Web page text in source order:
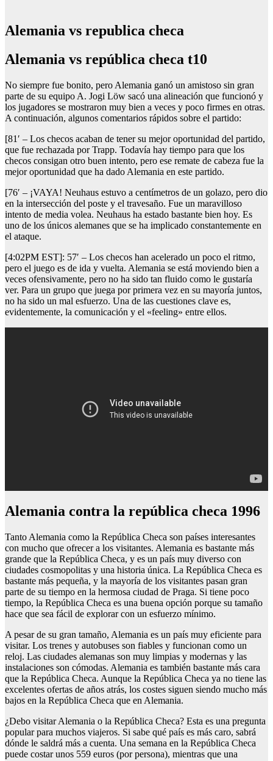
Alemania vs republica checa
Alemania vs república checa t10
No siempre fue bonito, pero Alemania ganó un amistoso sin gran
parte de su equipo A. Jogi Löw sacó una alineación que funcionó y
los jugadores se mostraron muy bien a veces y poco firmes en otras.
A continuación, algunos comentarios rápidos sobre el partido:
[81′ – Los checos acaban de tener su mejor oportunidad del partido,
que fue rechazada por Trapp. Todavía hay tiempo para que los
checos consigan otro buen intento, pero ese remate de cabeza fue la
mejor oportunidad que ha dado Alemania en este partido.
[76′ – ¡VAYA! Neuhaus estuvo a centímetros de un golazo, pero dio
en la intersección del poste y el travesaño. Fue un maravilloso
intento de media volea. Neuhaus ha estado bastante bien hoy. Es
uno de los únicos alemanes que se ha implicado constantemente en
el ataque.
[4:02PM EST]: 57′ – Los checos han acelerado un poco el ritmo,
pero el juego es de ida y vuelta. Alemania se está moviendo bien a
veces ofensivamente, pero no ha sido tan fluido como le gustaría
ver. Para un grupo que juega por primera vez en su mayoría juntos,
no ha sido un mal esfuerzo. Una de las cuestiones clave es,
evidentemente, la comunicación y el «feeling» entre ellos.
Alemania contra la república checa 1996
Tanto Alemania como la República Checa son países interesantes
con mucho que ofrecer a los visitantes. Alemania es bastante más
grande que la República Checa, y es un país muy diverso con
ciudades cosmopolitas y una historia única. La República Checa es
bastante más pequeña, y la mayoría de los visitantes pasan gran
parte de su tiempo en la hermosa ciudad de Praga. Si tiene poco
tiempo, la República Checa es una buena opción porque su tamaño
hace que sea fácil de explorar con un esfuerzo mínimo.
A pesar de su gran tamaño, Alemania es un país muy eficiente para
visitar. Los trenes y autobuses son fiables y funcionan como un
reloj. Las ciudades alemanas son muy limpias y modernas y las
instalaciones son cómodas. Alemania es también bastante más cara
que la República Checa. Aunque la República Checa ya no tiene las
excelentes ofertas de años atrás, los costes siguen siendo mucho más
bajos en la República Checa que en Alemania.
¿Debo visitar Alemania o la República Checa? Esta es una pregunta
popular para muchos viajeros. Si sabe qué país es más caro, sabrá
dónde le saldrá más a cuenta. Una semana en la República Checa
puede costar unos 559 euros (por persona), mientras que una